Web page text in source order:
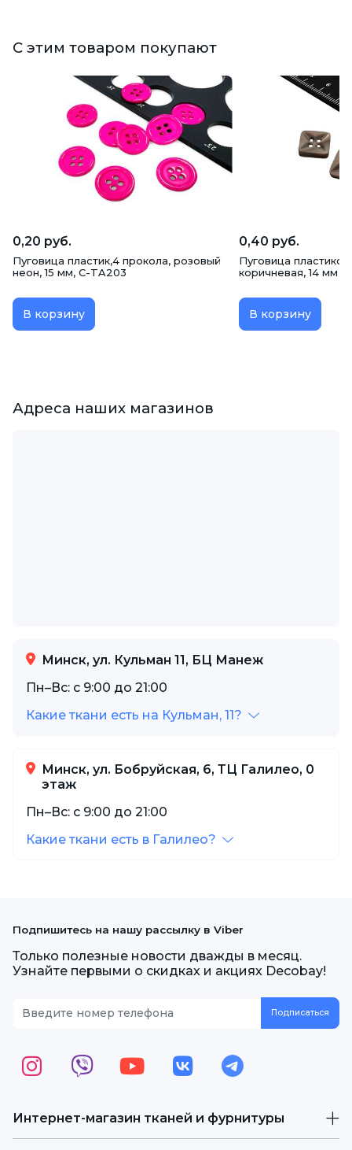
С этим товаром покупают
0,20 руб.
Пуговица пластик,4 прокола, розовый
неон, 15 мм, C-TA203
В корзину
0,40 руб.
Пуговица
коричневая, 14 мм
В корзину
Адреса наших магазинов
Минск, ул. Кульман 11, БЦ Манеж
Пн–Вс: с 9:00 до 21:00
Какие ткани есть на Кульман, 11?
Минск, ул. Бобруйская, 6, ТЦ Галилео, 0
этаж
Пн–Вс: с 9:00 до 21:00
Какие ткани есть в Галилео?
Интернет-магазин тканей и фурнитуры
Подпишитесь на нашу рассылку в Viber
Только полезные новости дважды в месяц.
Узнайте первыми о скидках и акциях Decobay!